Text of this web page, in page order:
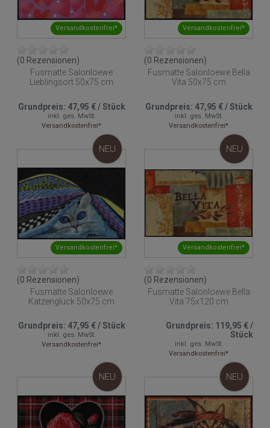
Versandkostenfrei*
(0 Rezensionen)
Fusmatte Salonloewe
Lieblingsort 50x75 cm
Grundpreis: 47,95 €/Stück
inkl. ges. MwSt.
Versandkostenfrei*
Versandkostenfrei*
(0 Rezensionen)
Fusmatte Salonloewe Bella
Vita 50x75 cm
Grundpreis: 47,95 €/Stück
inkl. ges. MwSt.
Versandkostenfrei*
Versandkostenfrei*
NEU
(0 Rezensionen)
Fusmatte Salonloewe
Katzenglück 50x75 cm
Grundpreis: 47,95 €/Stück
inkl. ges. MwSt.
Versandkostenfrei*
Versandkostenfrei*
NEU
(0 Rezensionen)
Fusmatte Salonloewe Bella
Vita 75x120 cm
Grundpreis: 119,95 €/
Stück
inkl. ges. MwSt.
Versandkostenfrei*
NEU NEU